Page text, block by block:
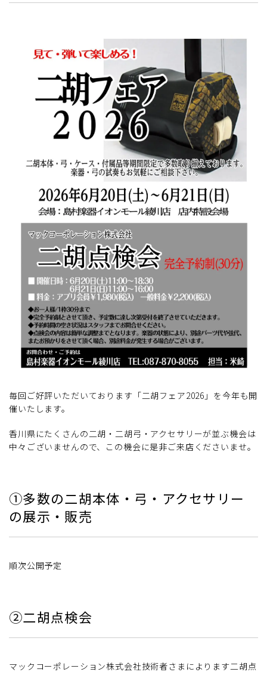
毎回ご好評いただいております「二胡フェア2026」を今年も開
催いたします。
香川県にたくさんの二胡・二胡弓・アクセサリーが並ぶ機会は
中々ございませんので、この機会に是非ご来店くださいませ。
①多数の二胡本体・弓・アクセサリー
の展示・販売
順次公開予定
②二胡点検会
マックコーポレーション株式会社技術者さまによります二胡点